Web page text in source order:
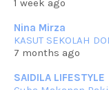
Jun 20 2023
RESIPI PISANG
lemak ni che mat...
1 week ago
Nina Mirza
KASUT SEKOLAH
7 months ago
SAIDILA LIFESTYLE